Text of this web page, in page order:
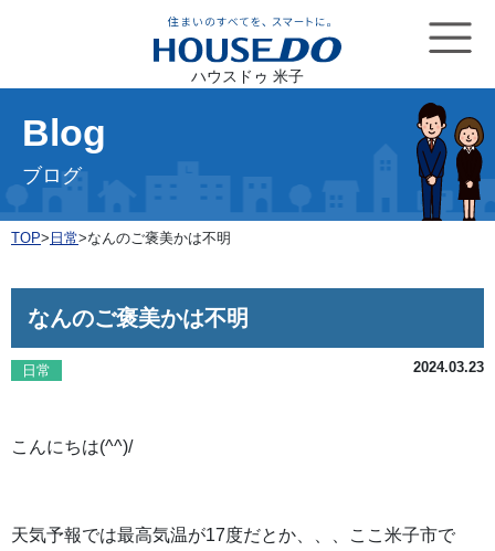
ハウスドゥ 米子
Blog
ブログ
TOP> 日常>なんのご褒美かは不明
なんのご褒美かは不明
日常 2024.03.23
こんにちは(^^)/
天気予報では最高気温が17度だとか、、、ここ米子市で